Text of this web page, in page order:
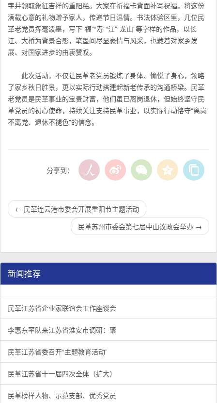
字并领取象征吉祥的重阳糕。大家在祈福卡背面补写祝福，将这份
满载心意的礼物赠予家人，传递节日温情。书法体验区里，几位民
革老党员挥毫泼墨，写下“福”“寿”“江”“龙山”等字样的作品，以长
江、大桥为背景合影，笔墨间尽显豪情与风采，也藏着对家乡发
展、对国家进步的由衷赞叹。
此次活动，不仅让民革老党员锻炼了身体、愉悦了身心，领略
了家乡秋日胜景，更以实际行动搭建起新老传承的沟通桥梁。民革
老党员是民革事业的宝贵财富，他们虽已离岗退休，但始终坚守民
革党员的初心使命，持续关注支持民革事业，以实际行动恪守“离岗
不离党、退休不褪色”的信念。
分享到：
← 民革连云港市委会开展重阳节主题活动
民革苏州市委会第七届中山议政会举办 →
新闻推荐
民革江苏省企业家联谊会工作座谈会在宁召开
1/3 李惠东率队来江苏省淮安市调研：聚焦民革党员之家建设管
2/3 民革江苏省委召开“主题教育活动” 领导班子民主生活会
3/3
民革江苏省企业家联谊会工作座谈会
李惠东率队来江苏省淮安市调研：聚
民革江苏省委召开“主题教育活动”
民革江苏省十一届四次全体（扩大）
民革榜样人物、示范支部、优秀党员